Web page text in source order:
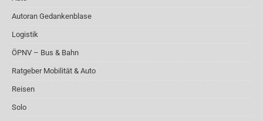
Autoran Gedankenblase
Logistik
ÖPNV – Bus & Bahn
Ratgeber Mobilität & Auto
Reisen
Solo